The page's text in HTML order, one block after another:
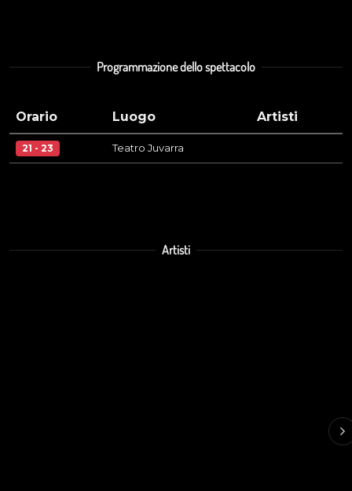
Programmazione dello spettacolo
Orario Luogo Artisti
21 - 23 Teatro Juvarra
Artisti